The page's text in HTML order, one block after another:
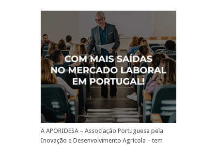
A APORIDESA – Associação Portuguesa pela
Inovação e Desenvolvimento Agrícola – tem